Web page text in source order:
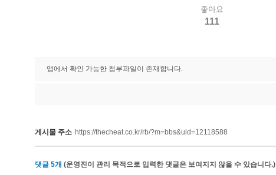
좋아요
111
앱에서 확인 가능한 첨부파일이 존재합니다.
게시물 주소 https://thecheat.co.kr/rb/?m=bbs&uid=12118588
댓글 5개 (운영진이 관리 목적으로 입력한 댓글은 보여지지 않을 수 있습니다.)